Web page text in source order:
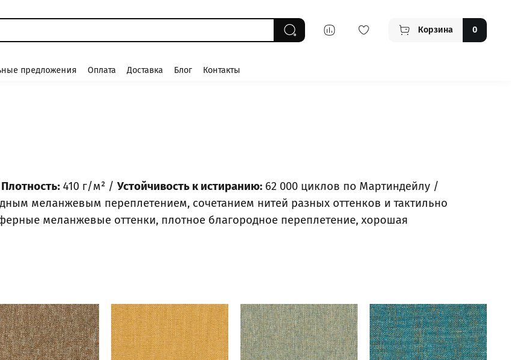
Корзина 0
предложения Оплата Доставка Блог Контакты
Плотность: 410 г/м² / Устойчивость к истиранию: 62 000 циклов по Мартиндейлу /
меланжевым переплетением, сочетанием нитей разных оттенков и тактильно
меланжевые оттенки, плотное благородное переплетение, хорошая